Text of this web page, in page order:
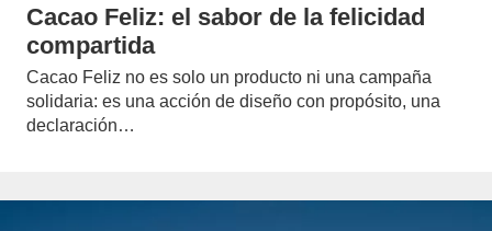
Cacao Feliz: el sabor de la felicidad
compartida
Cacao Feliz no es solo un producto ni una campaña
solidaria: es una acción de diseño con propósito, una
declaración…